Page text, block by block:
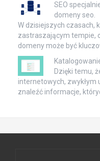
SEO
domeny seo.
W dzisiejszych czasach,
zastraszającym tempie,
domeny może być
Dzięki temu,
internetowych, zwykłym
znaleźć informacje,